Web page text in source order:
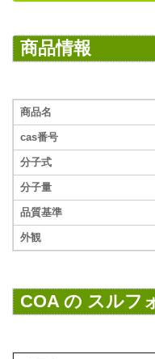
商品情報
商品名
cas番号
分子式
分子量
品質基準
外観
COA の スルフ